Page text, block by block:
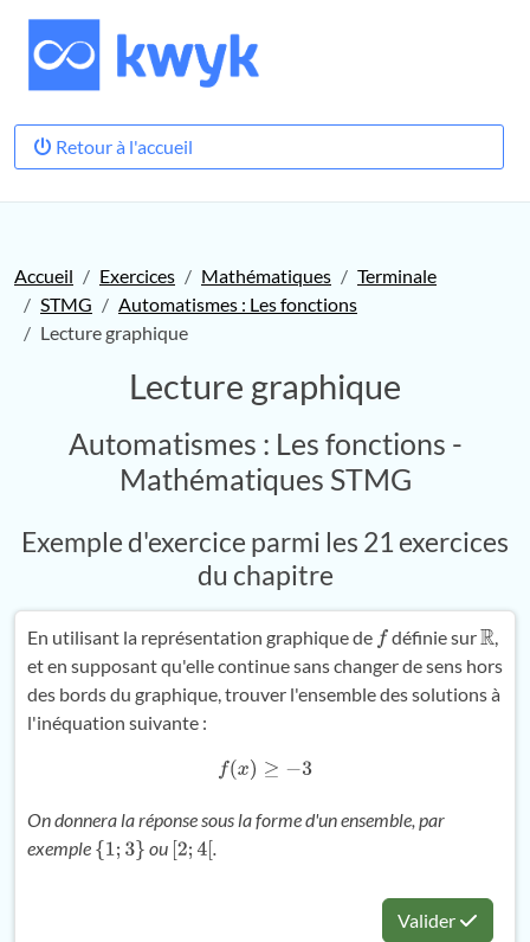
Retour à l'accueil
Accueil Exercices Mathématiques
Terminale
STMG
Automatismes : Les fonctions
Lecture graphique
Lecture graphique
Automatismes : Les fonctions -
Mathématiques STMG
Exemple d'exercice parmi les 21 exercices
du chapitre
En utilisant la représentation graphique de f définie surR
et en supposant qu'elle continue sans changer de sens hors
des bords du graphique, trouver l'ensemble des solutions à
l'inéquation suivante :
f(x ≥− 3
On donnera la réponse sous la forme d'un ensemble, par
exemple {1;3 } ou 2;4[ .
Valider